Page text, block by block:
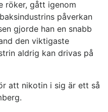
röker, gått igenom
påverkan
gjorde han en snabb
den viktigaste
aldrig kan drivas på
att nikotin i sig är ett så